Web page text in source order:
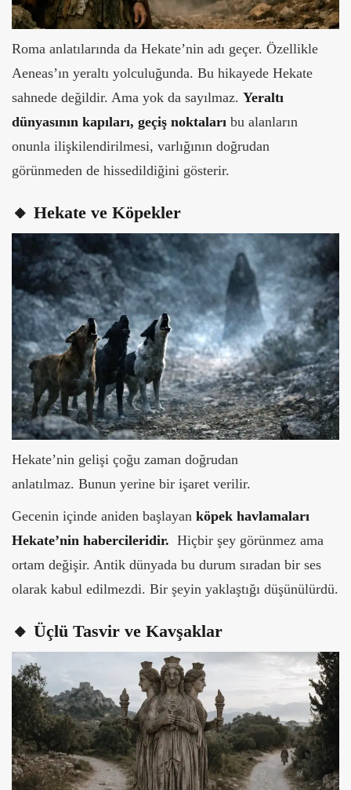
Roma anlatılarında da Hekate’nin adı geçer. Özellikle
Aeneas’ın yeraltı yolculuğunda. Bu hikayede Hekate
sahnede değildir. Ama yok da sayılmaz. Yeraltı
dünyasının kapıları, geçiş noktaları bu alanların
onunla ilişkilendirilmesi, varlığının doğrudan
görünmeden de hissedildiğini gösterir.
🔸 Hekate ve Köpekler
Hekate’nin gelişi çoğu zaman doğrudan
anlatılmaz. Bunun yerine bir işaret verilir.
Gecenin içinde aniden başlayan köpek havlamaları
Hekate’nin habercileridir. Hiçbir şey görünmez ama
ortam değişir. Antik dünyada bu durum sıradan bir ses
olarak kabul edilmezdi. Bir şeyin yaklaştığı düşünülürdü.
🔸 Üçlü Tasvir ve Kavşaklar